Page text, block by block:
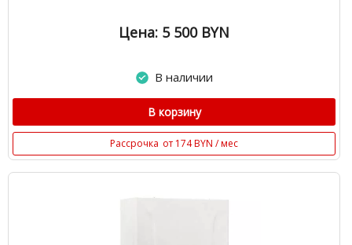
Цена: 5 500 BYN
В наличии
В корзину
Рассрочка от 174 BYN / мес